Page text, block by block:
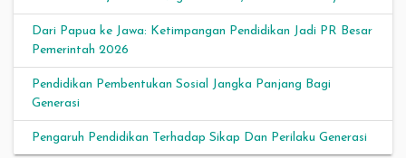
Dari Papua ke Jawa: Ketimpangan Pendidikan Jadi PR Besar
Pemerintah 2026
Pendidikan Pembentukan Sosial Jangka Panjang Bagi
Generasi
Pengaruh Pendidikan Terhadap Sikap Dan Perilaku Generasi